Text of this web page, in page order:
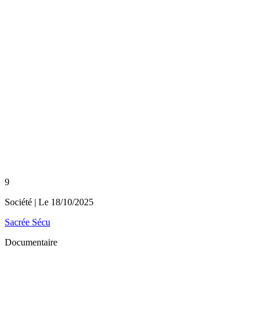
9
Société | Le 18/10/2025
Sacrée Sécu
Documentaire